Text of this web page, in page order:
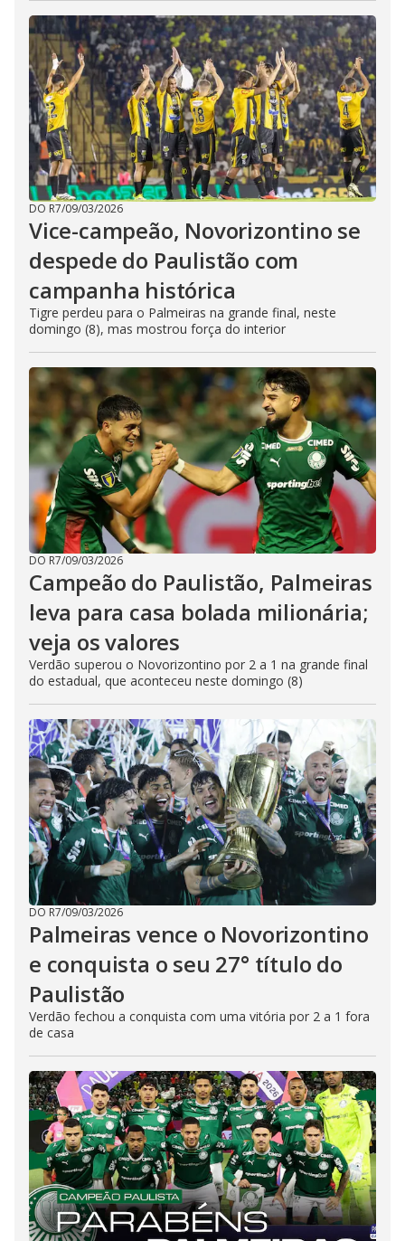
DO R7/09/03/2026
Vice-campeão, Novorizontino se
despede do Paulistão com
campanha histórica
Tigre perdeu para o Palmeiras na grande final, neste
domingo (8), mas mostrou força do interior
DO R7/09/03/2026
Campeão do Paulistão, Palmeiras
leva para casa bolada milionária;
veja os valores
Verdão superou o Novorizontino por 2 a 1 na grande final
do estadual, que aconteceu neste domingo (8)
DO R7/09/03/2026
Palmeiras vence o Novorizontino
e conquista o seu 27° título do
Paulistão
Verdão fechou a conquista com uma vitória por 2 a 1 fora
de casa